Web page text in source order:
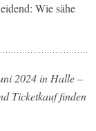
Wie sähe
2024 in Halle –
Ticketkauf finden